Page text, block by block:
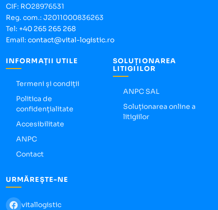
CIF: RO28976531
Reg. com.: J2011000836263
Tel: +40 265 265 268
Email: contact@vital-logistic.ro
INFORMAȚII UTILE
Termeni și condiții
Politica de
confidențialitate
Accesibilitate
ANPC
Contact
SOLUȚIONAREA
LITIGIILOR
ANPC SAL
Soluționarea online a
litigiilor
URMĂREȘTE-NE
vitallogistic